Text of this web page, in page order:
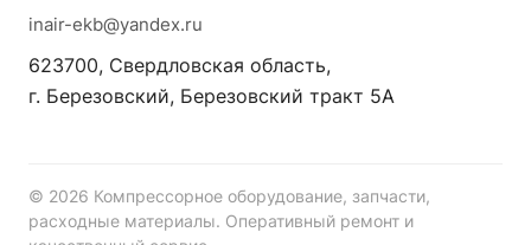
inair-ekb@yandex.ru
623700, Свердловская область,
г. Березовский, Березовский тракт 5А
© 2026 Компрессорное оборудование, запчасти,
расходные материалы. Оперативный ремонт и